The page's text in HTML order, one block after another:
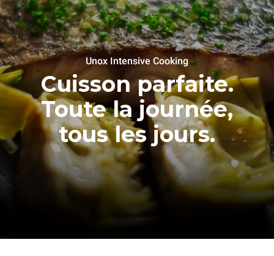
Unox Intensive Cooking
Cuisson parfaite.
Toute la journée,
tous les jours.